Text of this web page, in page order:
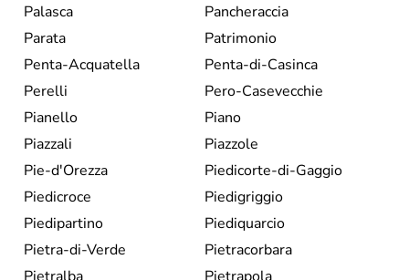
Palasca
Pancheraccia
Parata
Patrimonio
Penta-Acquatella
Penta-di-Casinca
Perelli
Pero-Casevecchie
Pianello
Piano
Piazzali
Piazzole
Pie-d'Orezza
Piedicorte-di-Gaggio
Piedicroce
Piedigriggio
Piedipartino
Piediquarcio
Pietra-di-Verde
Pietracorbara